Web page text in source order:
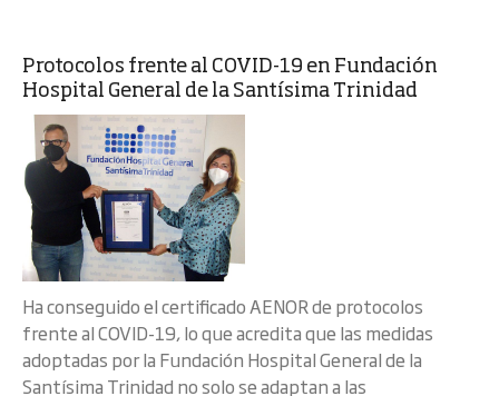
Protocolos frente al COVID-19 en Fundación
Hospital General de la Santísima Trinidad
Ha conseguido el certificado AENOR de protocolos
frente al COVID-19, lo que acredita que las medidas
adoptadas por la Fundación Hospital General de la
Santísima Trinidad no solo se adaptan a las